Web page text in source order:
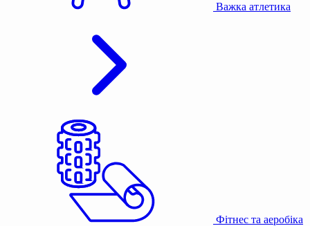
Важка атлетика
Фітнес та аеробіка